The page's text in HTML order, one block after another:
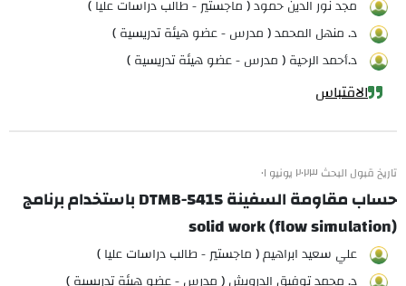
مجد نور الدين حمود ( ماجستير - طالب دراسات عليا )
د. منهل المحمد ( مدرس - عضو هيئة تدريسية )
د.أحمد الرحية ( مدرس - عضو هيئة تدريسية )
الاقتباس
تاريخ قبول البحث ٢٠٢٣ يونيو ٠١
حساب مقاومة السفينة DTMB-5415 باستخدام برنامج
solid work (flow simulation)
علي سعيد ابراهيم ( ماجستير - طالب دراسات عليا )